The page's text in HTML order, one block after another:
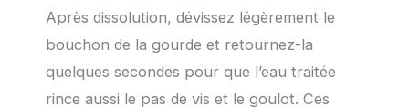
Après dissolution, dévissez légèrement le
bouchon de la gourde et retournez-la
quelques secondes pour que l’eau traitée
rince aussi le pas de vis et le goulot. Ces